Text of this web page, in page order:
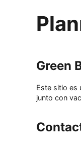
Green
Este sitio es
junto con